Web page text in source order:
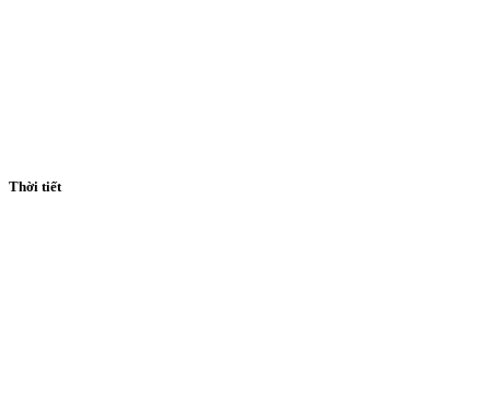
Thời tiết